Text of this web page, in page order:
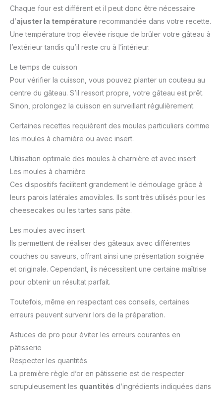
Chaque four est différent et il peut donc être nécessaire
d’ajuster la température recommandée dans votre recette.
Une température trop élevée risque de brûler votre gâteau à
l’extérieur tandis qu’il reste cru à l’intérieur.
Le temps de cuisson
Pour vérifier la cuisson, vous pouvez planter un couteau au
centre du gâteau. S’il ressort propre, votre gâteau est prêt.
Sinon, prolongez la cuisson en surveillant régulièrement.
Certaines recettes requièrent des moules particuliers comme
les moules à charnière ou avec insert.
Utilisation optimale des moules à charnière et avec insert
Les moules à charnière
Ces dispositifs facilitent grandement le démoulage grâce à
leurs parois latérales amovibles. Ils sont très utilisés pour les
cheesecakes ou les tartes sans pâte.
Les moules avec insert
Ils permettent de réaliser des gâteaux avec différentes
couches ou saveurs, offrant ainsi une présentation soignée
et originale. Cependant, ils nécessitent une certaine maîtrise
pour obtenir un résultat parfait.
Toutefois, même en respectant ces conseils, certaines
erreurs peuvent survenir lors de la préparation.
Astuces de pro pour éviter les erreurs courantes en
pâtisserie
Respecter les quantités
La première règle d’or en pâtisserie est de respecter
scrupuleusement les quantités d’ingrédients indiquées dans